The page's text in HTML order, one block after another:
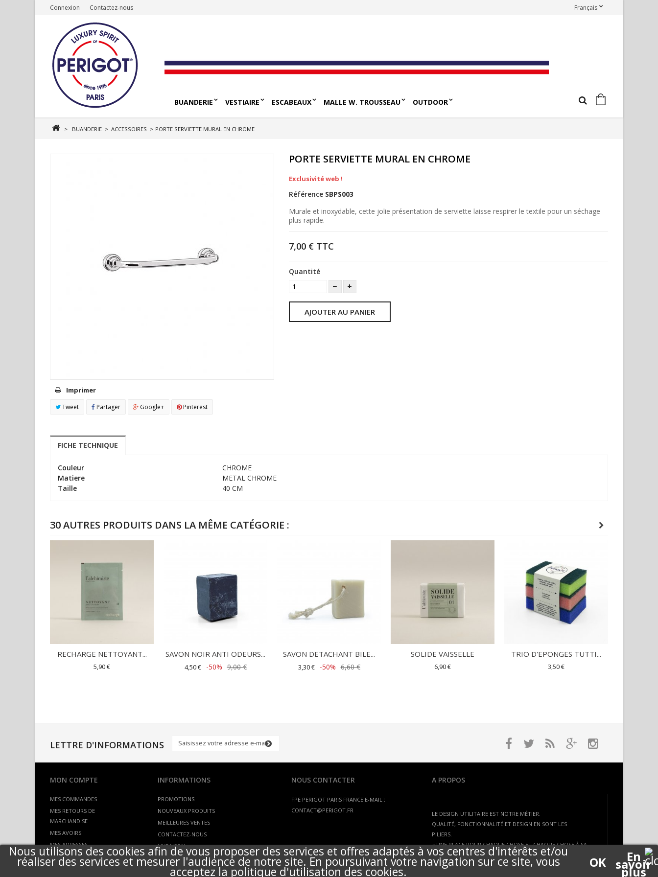
Connexion Français
Contactez-nous
BUANDERIE VESTIAIRE ESCABEAUX MALLE W. TROUSSEAU OUTDOOR
Nous utilisons des cookies afin de vous proposer des services et offres adaptés à vos centres d'intérêts et/ou
réaliser des services et mesurer l'audience de notre site. En poursuivant votre navigation sur ce site, vous
acceptez la politique d'utilisation des cookies.
En
savoir
plus
> BUANDERIE > ACCESSOIRES > PORTE SERVIETTE MURAL EN CHROME
Imprimer
Tweet Partager Google+ Pinterest
PORTE SERVIETTE MURAL EN CHROME
Exclusivité web !
Référence SBPS003
Murale et inoxydable, cette jolie présentation de serviette laisse respirer le textile pour un séchage
plus rapide.
7,00 €TTC
Quantité
AJOUTER AU PANIER
FICHE TECHNIQUE
Couleur
CHROME
Matiere
METAL CHROME
Taille
40 CM
30 AUTRES PRODUITS DANS LA MÊME CATÉGORIE :
RECHARGE NETTOYANT...
5,90 €
SAVON NOIR ANTI ODEURS...
4,50 € -50% 9,00 €
SAVON DETACHANT BILE...
3,30 € -50% 6,60 €
SOLIDE VAISSELLE
6,90 €
TRIO D'EPONGES TUTTI...
3,50 €
LETTRE D'INFORMATIONS
MON COMPTE
MES COMMANDES
MES RETOURS DE
MARCHANDISE
MES AVOIRS
MES ADRESSES
MES INFORMATIONS
PERSONNELLES
INFORMATIONS
PROMOTIONS
NOUVEAUX PRODUITS
MEILLEURES VENTES
CONTACTEZ-NOUS
LIVRAISON
SITEMAP
NOUS CONTACTER
FPE PERIGOT PARIS FRANCE E-MAIL :
CONTACT@PERIGOT.FR
A PROPOS
LE DESIGN UTILITAIRE EST NOTRE MÉTIER.
QUALITÉ, FONCTIONNALITÉ ET DESIGN EN SONT LES
PILIERS.
« UNE PLACE POUR CHAQUE CHOSE ET CHAQUE CHOSE À SA
PLACE. »